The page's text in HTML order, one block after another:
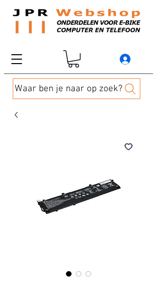
Waar ben je naar op zoek?